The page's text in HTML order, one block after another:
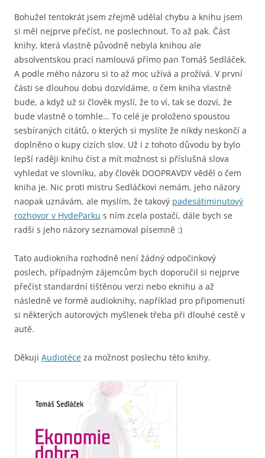
Bohužel tentokrát jsem zřejmě udělal chybu a knihu jsem
si měl nejprve přečíst, ne poslechnout. To až pak. Část
knihy, která vlastně původně nebyla knihou ale
absolventskou prací namlouvá přímo pan Tomáš Sedláček.
A podle mého názoru si to až moc užívá a prožívá. V první
části se dlouhou dobu dozvídáme, o čem kniha vlastně
bude, a když už si člověk myslí, že to ví, tak se dozví, že
bude vlastně o tomhle… To celé je proloženo spoustou
sesbíraných citátů, o kterých si myslíte že nikdy neskončí a
doplněno o kupy cizích slov. Už i z tohoto důvodu by bylo
lepší raději knihu číst a mít možnost si příslušná slova
vyhledat ve slovníku, aby člověk DOOPRAVDY věděl o čem
kniha je. Nic proti mistru Sedláčkovi nemám, jeho názory
naopak uznávám, ale myslím, že takový padesátiminutový
rozhovor v HydeParku s ním zcela postačí, dále bych se
radši s jeho názory seznamoval písemně :)
Tato audiokniha rozhodně není žádný odpočinkový
poslech, případným zájemcům bych doporučil si nejprve
přečíst standardní tištěnou verzi nebo eknihu a až
následně ve formě audioknihy, například pro připomenutí
si některých autorových myšlenek třeba při dlouhé cestě v
autě.
Děkuji Audiotéce za možnost poslechu této knihy.